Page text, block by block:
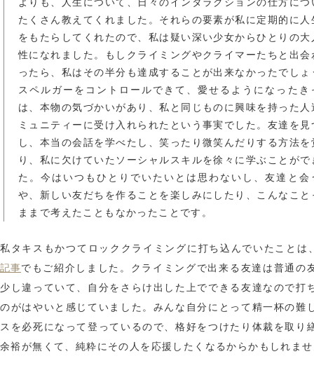
よりも、人生について、日々のインタラクションの仕方につ
たくさん教えてくれました。それらの要素が私に定期的に人
をもたらしてくれたので、私は疑い深い少女からひとりの大
性になれました。もしクライミングやクライマーたちと出会
ったら、私はその半分も達成することが出来なかったでしょ
スペルガーをコントロールできて、愛せるようになったき
は、本物の気づかいがあり、私と同じものに興味を持った人
ミュニティーに受け入れられたという事実でした。友達を見
し、本当の会話を学べたし、笑ったり微笑んだりする方法を
り、私に欠けていたソーシャルスキルを徐々に学ぶことがで
た。今はいつもひとりでいたいとは思わないし、友達と会
や、新しい友だちを作ることを楽しみにしたり、こんなこと
ままで考えたこともなかったことです。
私タキスもかつてロッククライミングに打ち込んでいたことは
記事でもご紹介しました。クライミングで出来る友達は普通の
少し違っていて、自分をさらけ出した上でできる友達なので打
のがはやいと感じていました。みんな自分にとって精一杯の難
スを必死になって登っているので、格好をつけたり体裁を取り
余裕が無くて、純粋にその人を応援したくなるからかもしれま